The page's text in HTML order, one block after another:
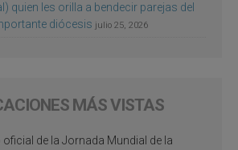
quien les orilla a bendecir parejas del
diócesis julio 25, 2026
MÁS VISTAS
oficial de la Jornada Mundial de la